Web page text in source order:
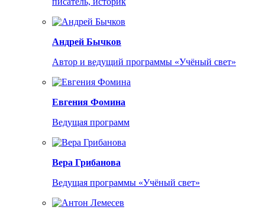
Андрей Бычков
Автор и ведущий программы «Учёный свет»
Евгения Фомина
Ведущая программ
Вера Грибанова
Ведущая программы «Учёный свет»